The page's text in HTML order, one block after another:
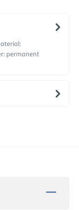
permanent